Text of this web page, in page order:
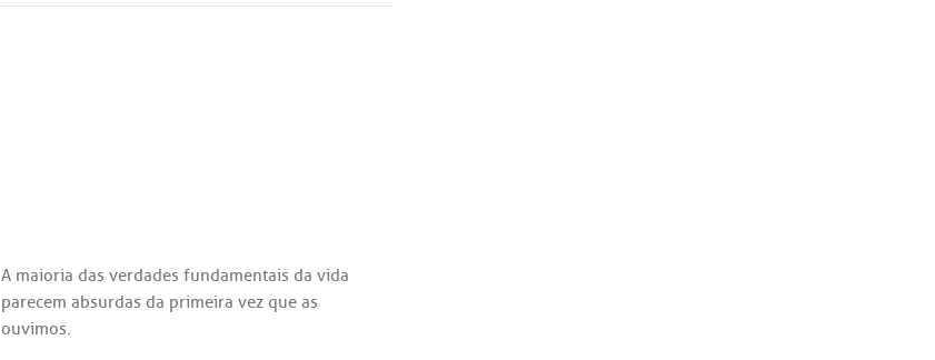
A maioria das verdades fundamentais da vida
parecem absurdas da primeira vez que as
ouvimos.